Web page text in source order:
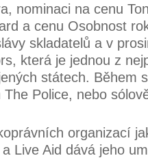
nominaci na cenu
a cenu Osobnost
skladatelů a v
která je jednou z
státech. Během
Police, nebo
organizací
Live Aid dává jeho